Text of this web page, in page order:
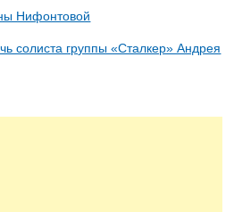
Нифонтовой
солиста группы «Сталкер» Андрея